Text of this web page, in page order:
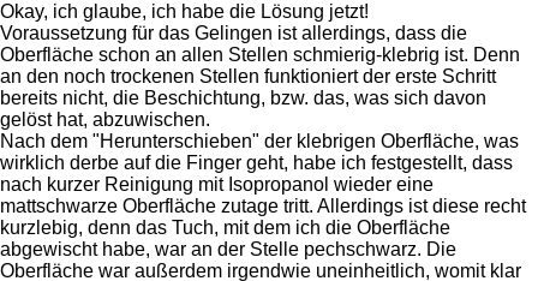
Okay, ich glaube, ich habe die Lösung jetzt!
Voraussetzung für das Gelingen ist allerdings, dass die
Oberfläche schon an allen Stellen schmierig-klebrig ist. Denn
an den noch trockenen Stellen funktioniert der erste Schritt
bereits nicht, die Beschichtung, bzw. das, was sich davon
gelöst hat, abzuwischen.
Nach dem "Herunterschieben" der klebrigen Oberfläche, was
wirklich derbe auf die Finger geht, habe ich festgestellt, dass
nach kurzer Reinigung mit Isopropanol wieder eine
mattschwarze Oberfläche zutage tritt. Allerdings ist diese recht
kurzlebig, denn das Tuch, mit dem ich die Oberfläche
abgewischt habe, war an der Stelle pechschwarz. Die
Oberfläche war außerdem irgendwie uneinheitlich, womit klar